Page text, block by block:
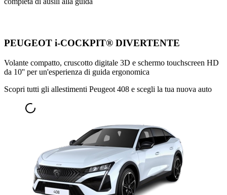
PEUGEOT i-COCKPIT® DIVERTENTE
Volante compatto, cruscotto digitale 3D e schermo touchscreen HD
da 10'' per un'esperienza di guida ergonomica
Scopri tutti gli allestimenti Peugeot 408 e scegli la tua nuova auto